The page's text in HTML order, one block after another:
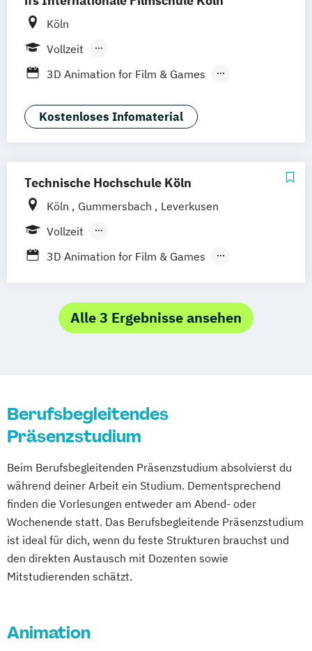
Köln
Vollzeit
Berufsbegleitendes Präsenzstudium
3D Animation for Film & Games
Entertainment Producing
European Showrunner Programme
Masterclass Non-Fiction
Serial Storytelling (EN)
Summer School Screenwriting
Kostenloses Infomaterial
Technische Hochschule Köln
Köln Gummersbach
Leverkusen
Vollzeit
Berufsbegleitendes Präsenzstudium
3D Animation for Film & Games
Game Development and Research
Handlungsorientierte Medienpädagogik -
Konservierung und Restaurierung von
Kunst und Kulturgut
Medieninformatik
Medienrecht und Medienwirtschaft
Medientechnologie Online-Redakteur
Produktdesign und Prozessentwicklung
Alle 3 Ergebnisse ansehen
Berufsbegleitendes
Präsenzstudium
Beim Berufsbegleitenden Präsenzstudium absolvierst du
während deiner Arbeit ein Studium. Dementsprechend
finden die Vorlesungen entweder am Abend- oder
Wochenende statt. Das Berufsbegleitende Präsenzstudium
ist ideal für dich, wenn du feste Strukturen brauchst und
den direkten Austausch mit Dozenten sowie
Mitstudierenden schätzt.
Animation